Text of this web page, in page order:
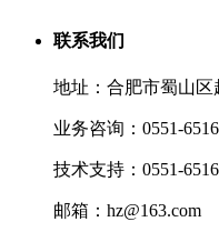
联系我们
地址：合肥市蜀山区
业务咨询：0551-
技术支持：0551-
邮箱：hz@163.com